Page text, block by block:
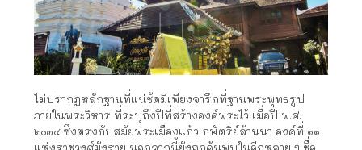
ไม่ปรากฏหลักฐานที่แน่ชัดมีเพียงจารึกที่ฐานพระพุทธรูป
ภายในพระวิหาร ที่ระบุถึงปีที่สร้างองค์พระไว้ เมื่อปี พ.ศ.
๒๐๓๔ ซึ่งตรงกับสมัยพระเมืองแก้ว กษัตริย์ล้านนา องค์ที่ ๑๑